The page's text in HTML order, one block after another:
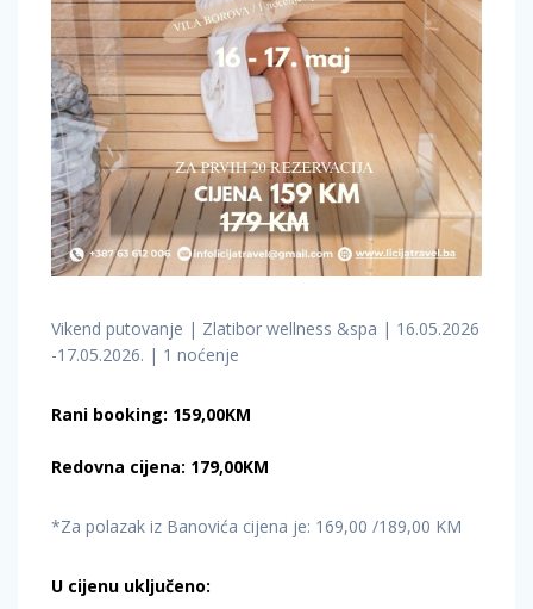
Vikend putovanje | Zlatibor wellness &spa | 16.05.2026
-17.05.2026. | 1 noćenje
Rani booking: 159,00KM
Redovna cijena: 179,00KM
*Za polazak iz Banovića cijena je: 169,00 /189,00 KM
U cijenu uključeno: